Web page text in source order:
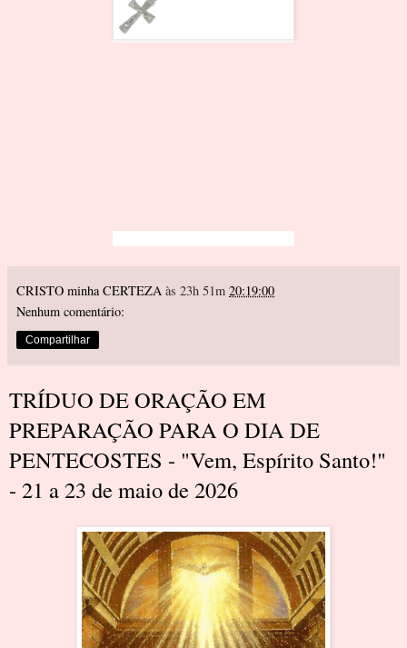
CRISTO minha CERTEZA às 23h 51m 20:19:00
Nenhum comentário:
Compartilhar
TRÍDUO DE ORAÇÃO EM
PREPARAÇÃO PARA O DIA DE
PENTECOSTES - "Vem, Espírito Santo!"
- 21 a 23 de maio de 2026